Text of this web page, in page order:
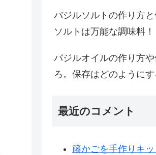
バジルソルトの作り方
ソルトは万能な調味料！
バジルオイルの作り方
ろ。保存はどのようにす
最近のコメント
籐かごを手作りキ